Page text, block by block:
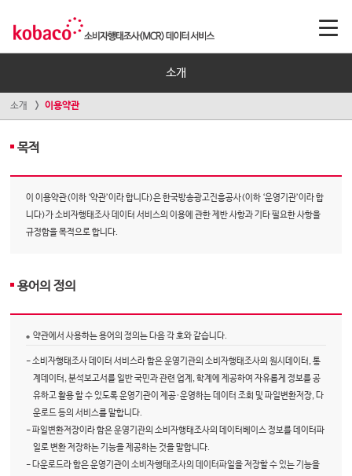
소개
소개 이용약관
목적
이 이용약관(이하 ‘약관’이라 합니다)은 한국방송광고진흥공사(이하 ‘운영기관’이라 합
니다)가 소비자행태조사 데이터 서비스의 이용에 관한 제반 사항과 기타 필요한 사항을
규정함을 목적으로 합니다.
용어의 정의
약관에서 사용하는 용어의 정의는 다음 각 호와 같습니다.
- 소비자행태조사 데이터 서비스라 함은 운영기관의 소비자행태조사의 원시데이터, 통
계데이터, 분석보고서를 일반 국민과 관련 업계, 학계에 제공하여 자유롭게 정보를 공
유하고 활용 할 수 있도록 운영기관이 제공·운영하는 데이터 조회 및 파일변환저장, 다
운로드 등의 서비스를 말합니다.
- 파일변환저장이라 함은 운영기관의 소비자행태조사의 데이터베이스 정보를 데이터파
일로 변환 저장하는 기능을 제공하는 것을 말합니다.
- 다운로드라 함은 운영기관이 소비자행태조사의 데이터파일을 저장할 수 있는 기능을